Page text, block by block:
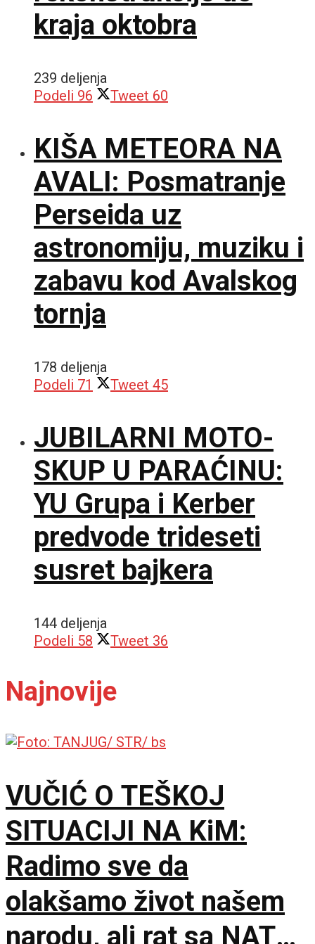
kraja oktobra
239 deljenja
Podeli 96 Tweet 60
KIŠA METEORA NA
AVALI: Posmatranje
Perseida uz
astronomiju, muziku i
zabavu kod Avalskog
tornja
178 deljenja
Podeli 71 Tweet 45
JUBILARNI MOTO-
SKUP U PARAĆINU:
YU Grupa i Kerber
predvode trideseti
susret bajkera
144 deljenja
Podeli 58 Tweet 36
Najnovije
VUČIĆ O TEŠKOJ
SITUACIJI NA KiM:
Radimo sve da
olakšamo život našem
narodu, ali rat sa NATO